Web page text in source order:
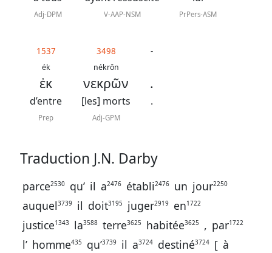
Adj-DPM V-AAP-NSM PrPers-ASM
1537
ék
ἐκ
d’entre
Prep
3498
nékrôn
νεκρῶν
[les] morts
Adj-GPM
-
.
.
Traduction J.N. Darby
parce2530 qu’ il a2476 établi2476 un jour2250
auquel3739 il doit3195 juger2919 en1722
justice1343 la3588 terre3625 habitée3625 , par1722
l’ homme435 qu’3739 il a3724 destiné3724 [ à
coûts